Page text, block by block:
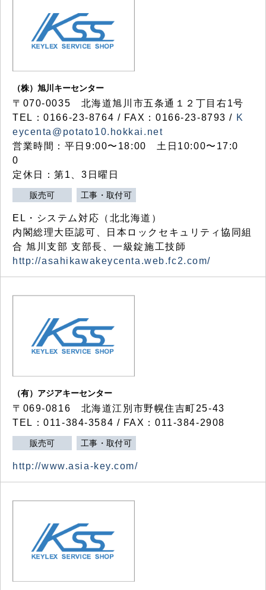
（株）旭川キーセンター
〒070-0035 北海道旭川市五条通１２丁目右1号
TEL：0166-23-8764 / FAX：0166-23-8793 / K
eycenta@potato10.hokkai.net
営業時間：平日9:00〜18:00 土日10:00〜17:0
0
定休日：第1、3日曜日
販売可 工事・取付可
EL・システム対応（北北海道）
内閣総理大臣認可、日本ロックセキュリティ協同組
合 旭川支部 支部長、一級錠施工技師
http://asahikawakeycenta.web.fc2.com/
（有）アジアキーセンター
〒069-0816 北海道江別市野幌住吉町25-43
TEL：011-384-3584 / FAX：011-384-2908
販売可 工事・取付可
http://www.asia-key.com/